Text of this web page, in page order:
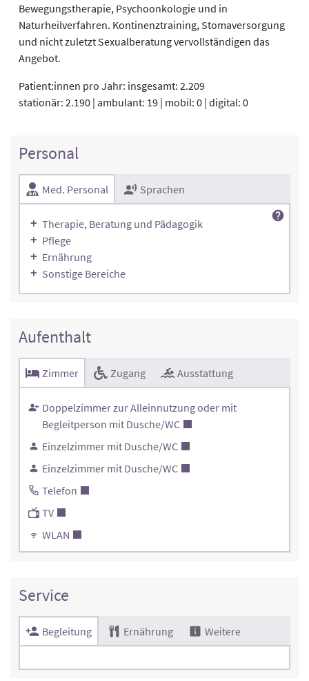
Bewegungstherapie, Psychoonkologie und in
Naturheilverfahren. Kontinenztraining, Stomaversorgung
und nicht zuletzt Sexualberatung vervollständigen das
Angebot.
Patient:innen pro Jahr: insgesamt: 2.209
stationär: 2.190 | ambulant: 19 | mobil: 0 | digital: 0
Personal
Med. Personal Sprachen
Therapie, Beratung und Pädagogik
Pflege
Ernährung
Sonstige Bereiche
Aufenthalt
Zimmer Zugang Ausstattung
Doppelzimmer zur Alleinnutzung oder mit
Begleitperson mit Dusche/WC
Einzelzimmer mit Dusche/WC
Einzelzimmer mit Dusche/WC
Telefon
TV
WLAN
Service
Begleitung Ernährung Weitere